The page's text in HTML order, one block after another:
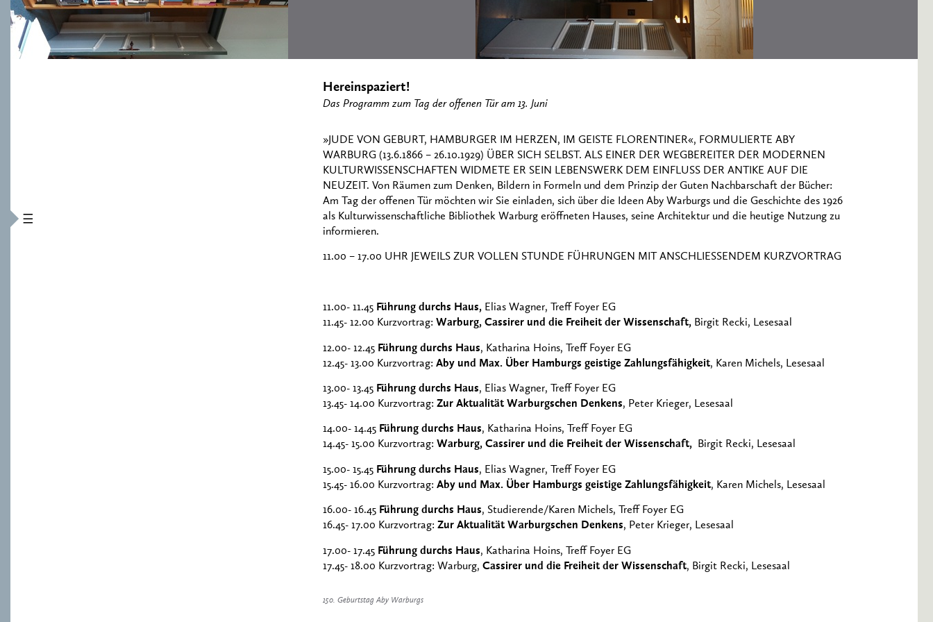
Hereinspaziert!
Das Programm zum Tag der offenen Tür am 13. Juni
»JUDE VON GEBURT, HAMBURGER IM HERZEN, IM GEISTE FLORENTINER«, FORMULIERTE ABY
WARBURG (13.6.1866 – 26.10.1929) ÜBER SICH SELBST. ALS EINER DER WEGBEREITER DER MODERNEN
KULTURWISSENSCHAFTEN WIDMETE ER SEIN LEBENSWERK DEM EINFLUSS DER ANTIKE AUF DIE
NEUZEIT. Von Räumen zum Denken, Bildern in Formeln und dem Prinzip der Guten Nachbarschaft der Bücher:
Am Tag der offenen Tür möchten wir Sie einladen, sich über die Ideen Aby Warburgs und die Geschichte des 1926
als Kulturwissenschaftliche Bibliothek Warburg eröffneten Hauses, seine Architektur und die heutige Nutzung zu
informieren.
11.00 – 17.00 UHR JEWEILS ZUR VOLLEN STUNDE FÜHRUNGEN MIT ANSCHLIESSENDEM KURZVORTRAG
11.00- 11.45 Führung durchs Haus, Elias Wagner, Treff Foyer EG
11.45- 12.00 Kurzvortrag: Warburg, Cassirer und die Freiheit der Wissenschaft, Birgit Recki, Lesesaal
12.00- 12.45 Führung durchs Haus, Katharina Hoins, Treff Foyer EG
12.45- 13.00 Kurzvortrag: Aby und Max. Über Hamburgs geistige Zahlungsfähigkeit, Karen Michels, Lesesaal
13.00- 13.45 Führung durchs Haus, Elias Wagner, Treff Foyer EG
13.45- 14.00 Kurzvortrag: Zur Aktualität Warburgschen Denkens, Peter Krieger, Lesesaal
14.00- 14.45 Führung durchs Haus, Katharina Hoins, Treff Foyer EG
14.45- 15.00 Kurzvortrag: Warburg, Cassirer und die Freiheit der Wissenschaft, Birgit Recki, Lesesaal
15.00- 15.45 Führung durchs Haus, Elias Wagner, Treff Foyer EG
15.45- 16.00 Kurzvortrag: Aby und Max. Über Hamburgs geistige Zahlungsfähigkeit, Karen Michels, Lesesaal
16.00- 16.45 Führung durchs Haus, Studierende/Karen Michels, Treff Foyer EG
16.45- 17.00 Kurzvortrag: Zur Aktualität Warburgschen Denkens, Peter Krieger, Lesesaal
17.00- 17.45 Führung durchs Haus, Katharina Hoins, Treff Foyer EG
17.45- 18.00 Kurzvortrag: Warburg, Cassirer und die Freiheit der Wissenschaft, Birgit Recki, Lesesaal
150. Geburtstag Aby Warburgs